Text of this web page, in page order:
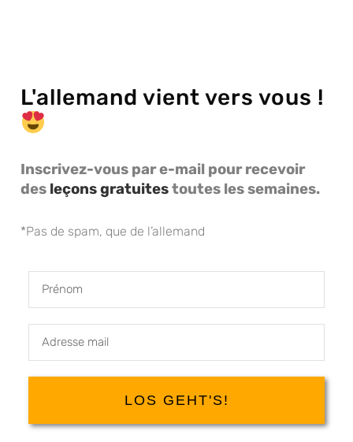
L'allemand vient vers vous !
Inscrivez-vous par e-mail pour recevoir
des leçons gratuitestoutes les semaines.
*Pas de spam, que de l’allemand
LOS GEHT'S!